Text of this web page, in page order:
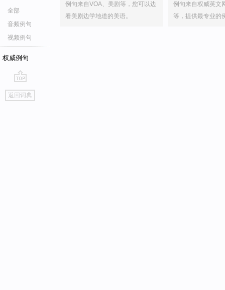
全部
音频例句
视频例句
权威例句
go
top
返回词典
例句来自VOA、美剧等，您可以边
看美剧边学地道的美语。
例句来自权威英文
等，提供最专业的